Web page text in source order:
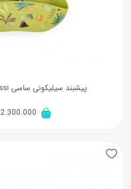
پیشبند سیلیکونی ساسی Sassi طرح دایناسور
2.300.000